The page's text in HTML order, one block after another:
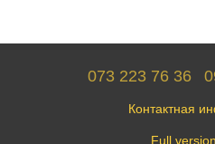
073 223 76 36
Контактная
Full